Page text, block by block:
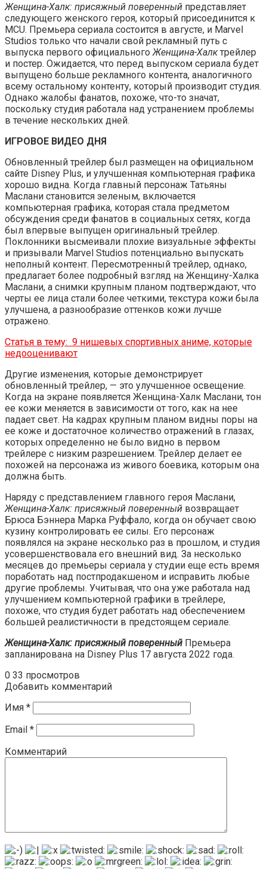
Женщина-Халк: присяжный поверенный представляет
следующего женского героя, который присоединится к
MCU. Премьера сериала состоится в августе, и Marvel
Studios только что начали свой рекламный путь с
выпуска первого официальногоЖенщина-Халктрейлер
и постер. Ожидается, что перед выпуском сериала будет
выпущено больше рекламного контента, аналогичного
всему остальному контенту, который производит студия.
Однако жалобы фанатов, похоже, что-то значат,
поскольку студия работала над устранением проблемы
в течение нескольких дней.
ИГРОВОЕ ВИДЕО ДНЯ
Обновленный трейлер был размещен на официальном
сайте Disney Plus, и улучшенная компьютерная графика
хорошо видна. Когда главный персонаж Татьяны
Маслани становится зеленым, включается
компьютерная графика, которая стала предметом
обсуждения среди фанатов в социальных сетях, когда
был впервые выпущен оригинальный трейлер.
Поклонники высмеивали плохие визуальные эффекты
и призывали Marvel Studios потенциально выпускать
неполный контент. Пересмотренный трейлер, однако,
предлагает более подробный взгляд на Женщину-Халка
Маслани, а снимки крупным планом подтверждают, что
черты ее лица стали более четкими, текстура кожи была
улучшена, а разнообразие оттенков кожи лучше
отражено.
Статья в тему: 9 нишевых спортивных аниме, которые
недооценивают
Другие изменения, которые демонстрирует
обновленный трейлер, — это улучшенное освещение.
Когда на экране появляется Женщина-Халк Маслани, тон
ее кожи меняется в зависимости от того, как на нее
падает свет. На кадрах крупным планом видны поры на
ее коже и достаточное количество отражений в глазах,
которых определенно не было видно в первом
трейлере с низким разрешением. Трейлер делает ее
похожей на персонажа из живого боевика, которым она
должна быть.
Наряду с представлением главного героя Маслани,
Женщина-Халк: присяжный поверенный возвращает
Брюса Бэннера Марка Руффало, когда он обучает свою
кузину контролировать ее силы. Его персонаж
появлялся на экране несколько раз в прошлом, и студия
усовершенствовала его внешний вид. За несколько
месяцев до премьеры сериала у студии еще есть время
поработать над постпродакшеном и исправить любые
другие проблемы. Учитывая, что она уже работала над
улучшением компьютерной графики в трейлере,
похоже, что студия будет работать над обеспечением
большей реалистичности в предстоящем сериале.
Женщина-Халк: присяжный поверенный Премьера
запланирована на Disney Plus 17 августа 2022 года.
0 33 просмотров
Добавить комментарий
Имя *
Email *
Комментарий